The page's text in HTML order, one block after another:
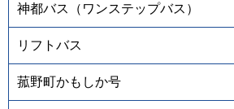
神都バス（ワンステップバス）
リフトバス
菰野町かもしか号